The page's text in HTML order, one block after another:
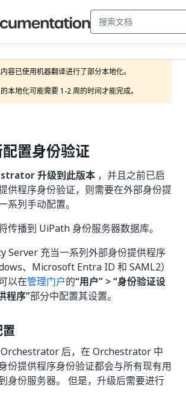
容已使用机器翻译进行了部分本地化。
本地化可能需要 1-2 周的时间才能完成。
置身份验证
升级到此版本 ，并且之前已启
供程序身份验证，则需要在外部身份提
系列手动配置。
传播到 UiPath 身份服务器数据库。
Server 充当一系列外部身份提供程序
、Microsoft Entra ID 和 SAML2）
以在管理门户的“用户” > “身份验证设
程序”部分中配置其设置。
后，在 Orchestrator 中
份提供程序身份验证都会与所有现有用
身份服务器。 但是，升级后需要进行